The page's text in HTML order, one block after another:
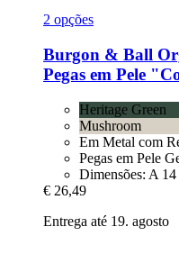
2 opções
Burgon & Ball
Pegas em Pele
Heritage Green
Mushroom
Em Metal com
Pegas em Pele
Dimensões: A
€ 26,49
Entrega até 19. agosto